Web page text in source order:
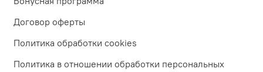
Договор оферты
Политика обработки cookies
Политика в отношении обработки персональных